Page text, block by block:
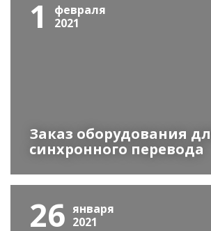
1
февраля
2021
Заказ оборудования
синхронного перевода
26 января
2021